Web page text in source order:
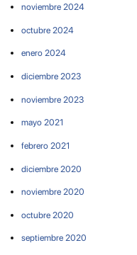
noviembre 2024
octubre 2024
enero 2024
diciembre 2023
noviembre 2023
mayo 2021
febrero 2021
diciembre 2020
noviembre 2020
octubre 2020
septiembre 2020